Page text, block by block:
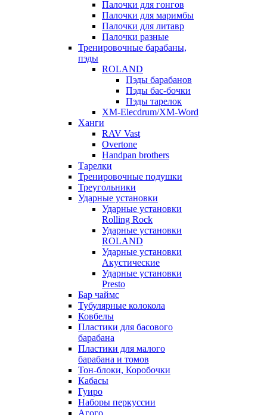
Палочки для гонгов
Палочки для маримбы
Палочки для литавр
Палочки разные
Тренировочные барабаны,
пэды
ROLAND
Пэды барабанов
Пэды бас-бочки
Пэды тарелок
XM-Elecdrum/XM-Word
Ханги
RAV Vast
Overtone
Handpan brothers
Тарелки
Тренировочные подушки
Треугольники
Ударные установки
Ударные установки
Rolling Rock
Ударные установки
ROLAND
Ударные установки
Акустические
Ударные установки
Presto
Бар чаймс
Тубулярные колокола
Ковбелы
Пластики для басового
барабана
Пластики для малого
барабана и томов
Тон-блоки, Коробочки
Кабасы
Гуиро
Наборы перкуссии
Агого